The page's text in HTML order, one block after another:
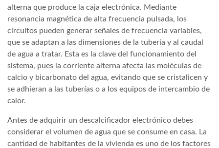
alterna que produce la caja electrónica. Mediante
resonancia magnética de alta frecuencia pulsada, los
circuitos pueden generar señales de frecuencia variables,
que se adaptan a las dimensiones de la tubería y al caudal
de agua a tratar. Esta es la clave del funcionamiento del
sistema, pues la corriente alterna afecta las moléculas de
calcio y bicarbonato del agua, evitando que se cristalicen y
se adhieran a las tuberías o a los equipos de intercambio de
calor.
Antes de adquirir un descalcificador electrónico debes
considerar el volumen de agua que se consume en casa. La
cantidad de habitantes de la vivienda es uno de los factores